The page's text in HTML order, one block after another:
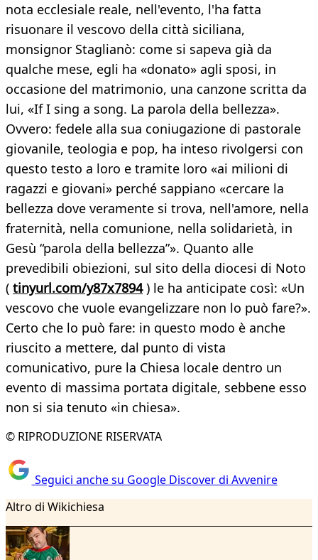
nota ecclesiale reale, nell'evento, l'ha fatta
risuonare il vescovo della città siciliana,
monsignor Staglianò: come si sapeva già da
qualche mese, egli ha «donato» agli sposi, in
occasione del matrimonio, una canzone scritta da
lui, «If I sing a song. La parola della bellezza».
Ovvero: fedele alla sua coniugazione di pastorale
giovanile, teologia e pop, ha inteso rivolgersi con
questo testo a loro e tramite loro «ai milioni di
ragazzi e giovani» perché sappiano «cercare la
bellezza dove veramente si trova, nell'amore, nella
fraternità, nella comunione, nella solidarietà, in
Gesù “parola della bellezza”». Quanto alle
prevedibili obiezioni, sul sito della diocesi di Noto
( tinyurl.com/y87x7894) le ha anticipate così: «Un
vescovo che vuole evangelizzare non lo può fare?».
Certo che lo può fare: in questo modo è anche
riuscito a mettere, dal punto di vista
comunicativo, pure la Chiesa locale dentro un
evento di massima portata digitale, sebbene esso
non si sia tenuto «in chiesa».
© RIPRODUZIONE RISERVATA
Seguici anche su Google Discover di Avvenire
Altro di Wikichiesa